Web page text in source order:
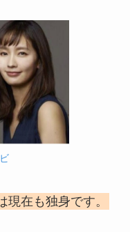
在も独身です。